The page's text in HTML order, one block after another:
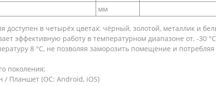
мм
доступен в четырёх цветах: чёрный, золотой, металлик и
эффективную работу в температурном диапазоне от, -30 °C
8 °C, не позволяя заморозить помещение и
поколения;
/ Планшет (ОС: Android, iOS)